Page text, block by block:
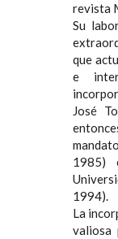
revista
Su
que
e
José
1985)
1994).
La
valiosa